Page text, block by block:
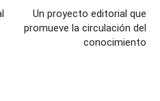
Un proyecto editorial que
promueve la circulación del
conocimiento